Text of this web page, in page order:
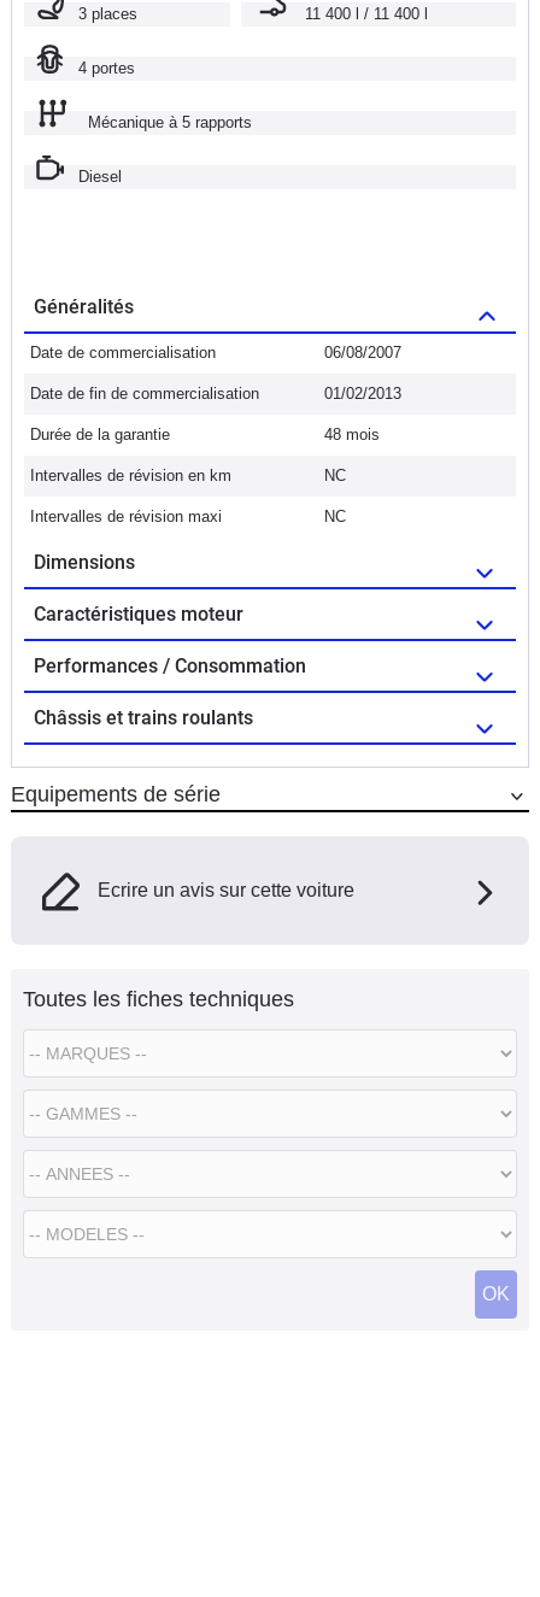
3 places 11 400 l / 11 400 l
4 portes
Mécanique à 5 rapports
Diesel
Généralités
Date de commercialisation 06/08/2007
Date de fin de commercialisation 01/02/2013
Durée de la garantie 48 mois
Intervalles de révision en km NC
Intervalles de révision maxi NC
Dimensions
Caractéristiques moteur
Performances / Consommation
Châssis et trains roulants
Equipements de série
Ecrire un avis sur cette voiture
Toutes les fiches techniques